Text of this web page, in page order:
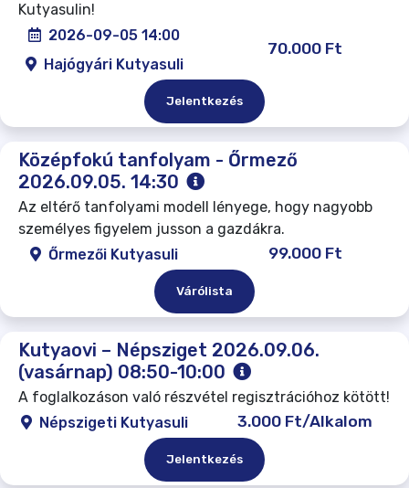
Kutyasulin!
2026-09-05 14:00
Hajógyári Kutyasuli
70.000 Ft
Jelentkezés
Középfokú tanfolyam - Őrmező
2026.09.05. 14:30
Az eltérő tanfolyami modell lényege, hogy nagyobb
személyes figyelem jusson a gazdákra.
Őrmezői Kutyasuli
99.000 Ft
Várólista
Kutyaovi – Népsziget 2026.09.06.
(vasárnap) 08:50-10:00
A foglalkozáson való részvétel regisztrációhoz kötött!
Népszigeti Kutyasuli
3.000 Ft/Alkalom
Jelentkezés